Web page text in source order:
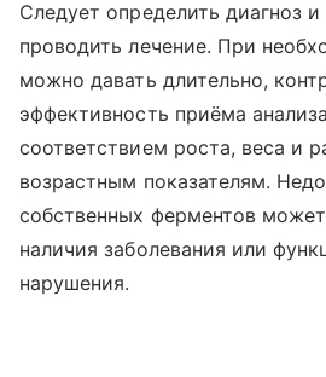
Следует определить диагноз и
проводить лечение. При
можно давать длительно,
эффективность приёма
соответствием роста, веса и
возрастным показателям.
собственных ферментов
наличия заболевания или
нарушения.